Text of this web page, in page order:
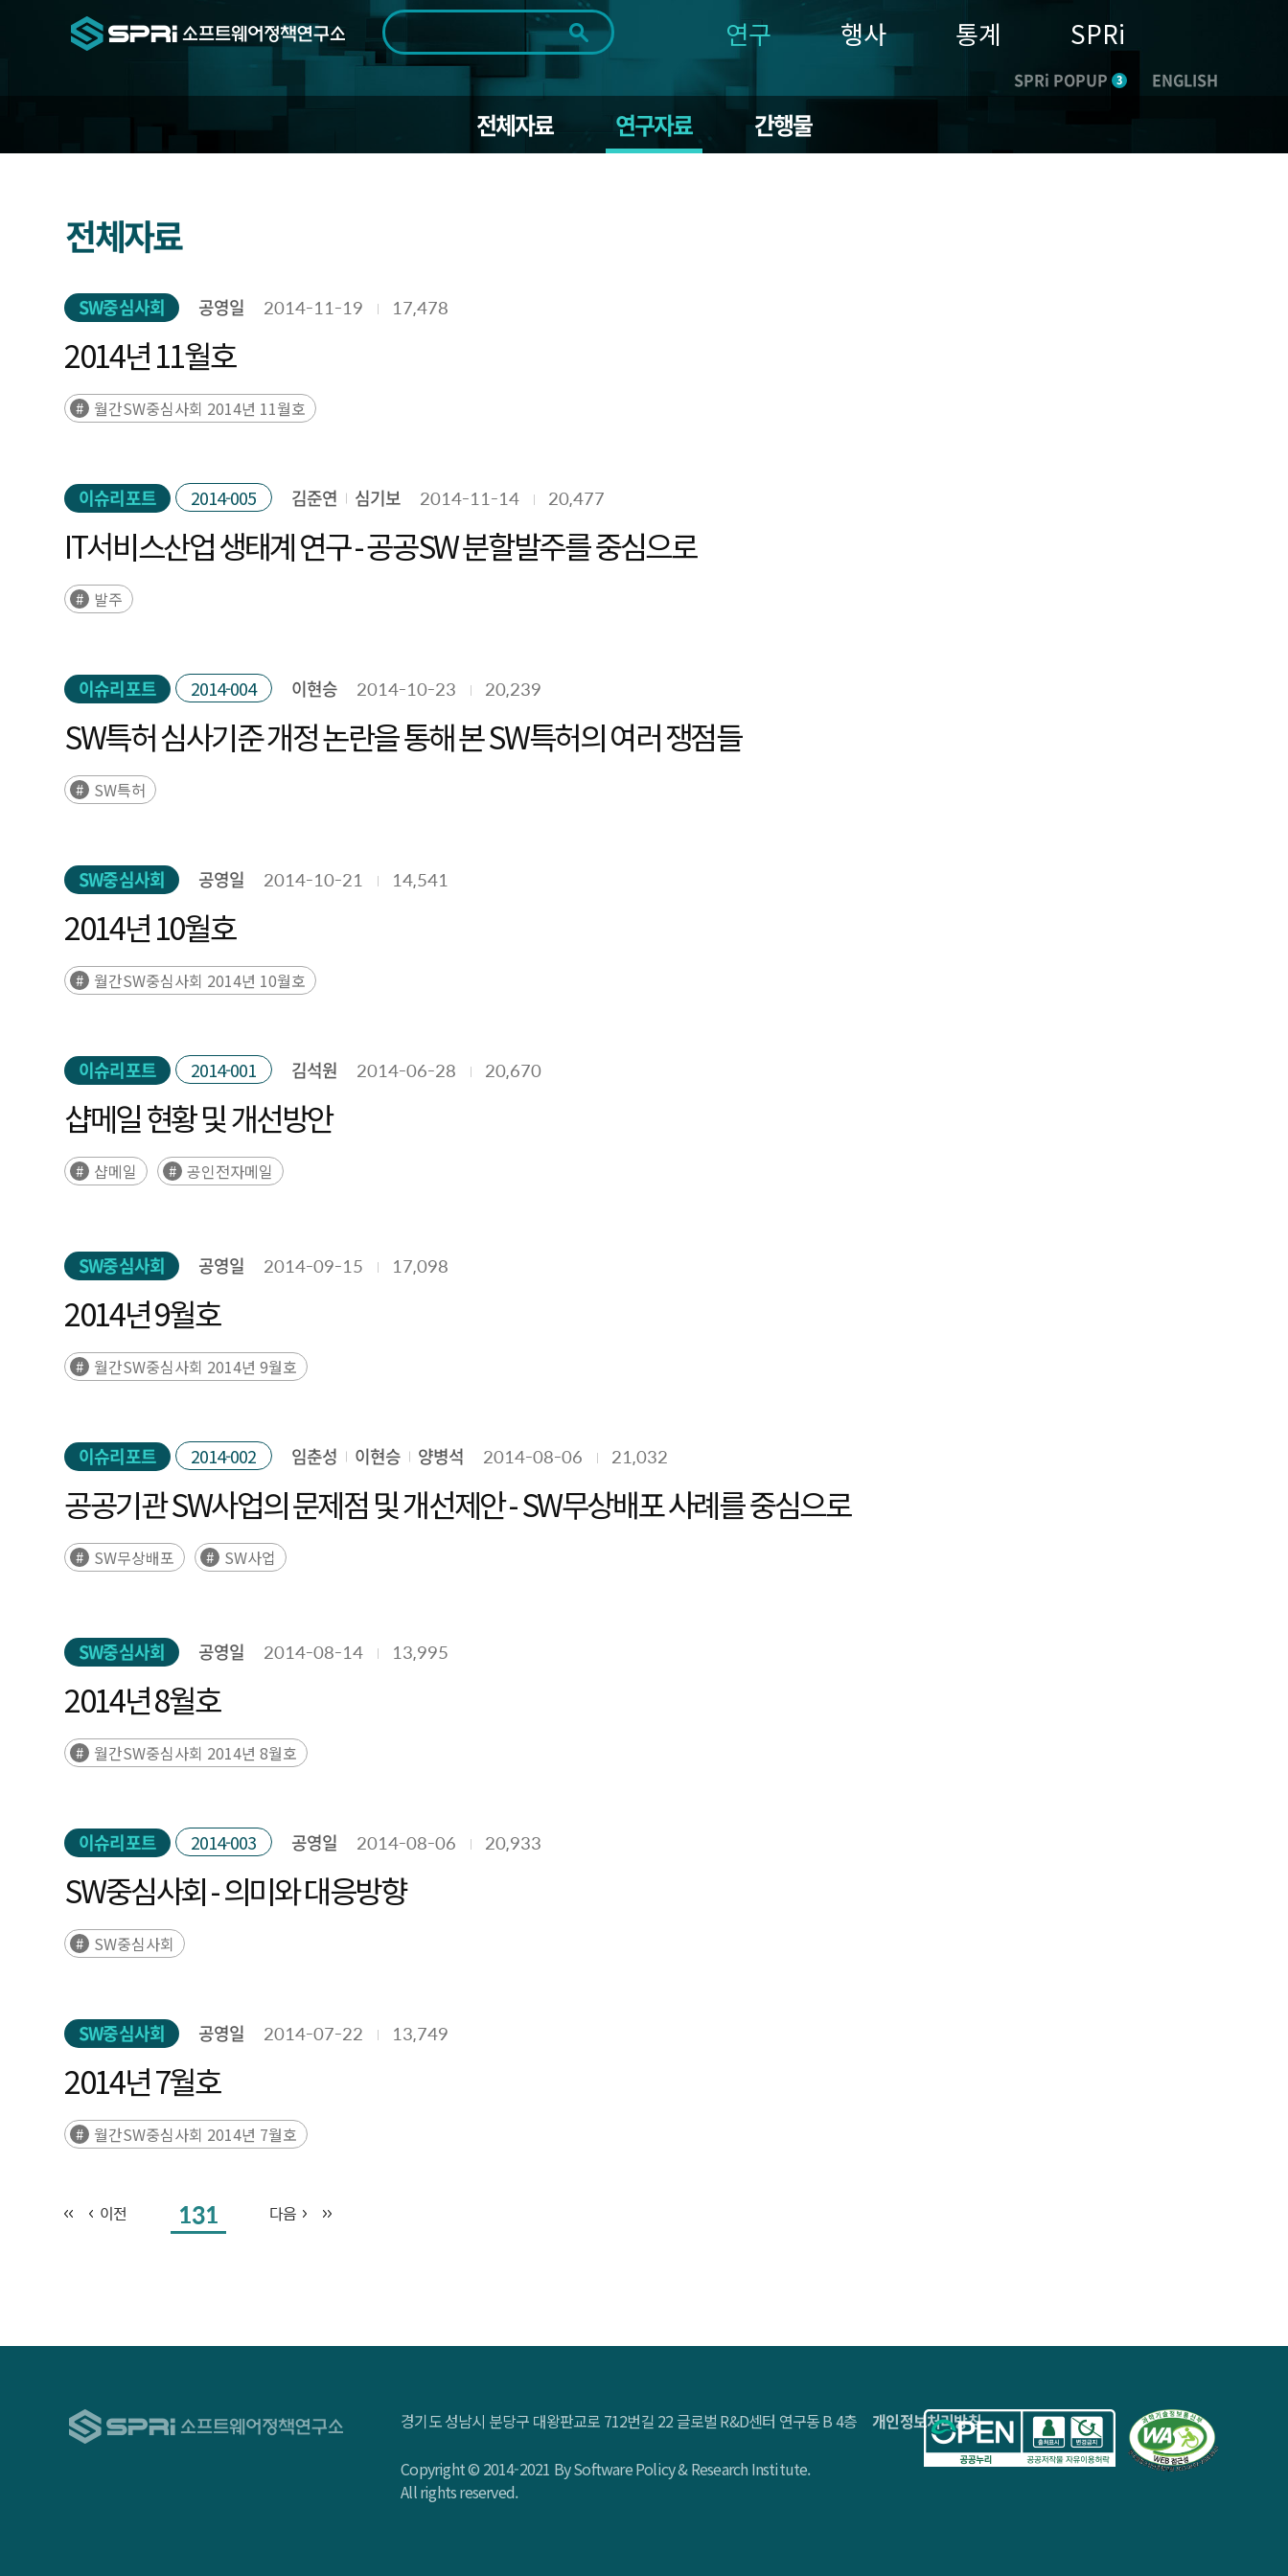
검색범위 전체
기간 전체 1일 1주 1개월 3개월 1년
~
연구 행사 통계 SPRi
SPRi POPUP 3 ENGLISH
전체자료 연구자료 간행물
전체자료
SW중심사회 공영일 2014-11-19 17,478
2014년 11월호
월간SW중심사회 2014년 11월호
이슈리포트 2014-005 김준연 심기보 2014-11-14 20,477
IT서비스산업 생태계 연구 - 공공SW 분할발주를 중심으로
발주
이슈리포트 2014-004 이현승 2014-10-23 20,239
SW특허 심사기준 개정 논란을 통해 본 SW특허의 여러 쟁점들
SW특허
SW중심사회 공영일 2014-10-21 14,541
2014년 10월호
월간SW중심사회 2014년 10월호
이슈리포트 2014-001 김석원 2014-06-28 20,670
샵메일 현황 및 개선방안
샵메일 공인전자메일
SW중심사회 공영일 2014-09-15 17,098
2014년 9월호
월간SW중심사회 2014년 9월호
이슈리포트 2014-002 임춘성 이현승 양병석 2014-08-06 21,032
공공기관 SW사업의 문제점 및 개선제안 - SW무상배포 사례를 중심으로
SW무상배포 SW사업
SW중심사회 공영일 2014-08-14 13,995
2014년 8월호
월간SW중심사회 2014년 8월호
이슈리포트 2014-003 공영일 2014-08-06 20,933
SW중심사회 - 의미와 대응방향
SW중심사회
SW중심사회 공영일 2014-07-22 13,749
2014년 7월호
월간SW중심사회 2014년 7월호
이전 131 다음
경기도 성남시 분당구 대왕판교로 712번길 22 글로벌 R&D센터 연구동 B 4층개인정보처리방침
Copyright © 2014-2021 By Software Policy & Research Institute.
All rights reserved.